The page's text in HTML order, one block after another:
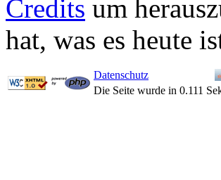
Credits um
hat, was es heute
Datenschutz
Die Seite wurde in 0.111